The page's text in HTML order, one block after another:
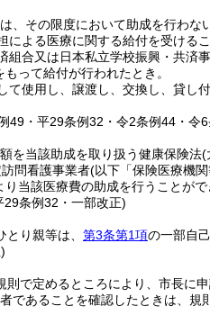
、その限度において助成を行わない
よる医療に関する給付を受けるこ
合又は日本私立学校振興・共済
って給付が行われたとき。
使用し、譲渡し、交換し、貸し
・平29条例32・令2条例44・令
を当該助成を取り扱う健康保険法(
問看護事業者(以下「保険医療機
当該医療費の助成を行うことがで
条例32・一部改正)
り親等は、 第3条第1項の一部自
で定めるところにより、市長に申
であることを確認したときは、規